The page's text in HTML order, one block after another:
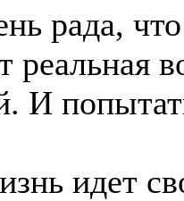
рада,
реальная
И
идет